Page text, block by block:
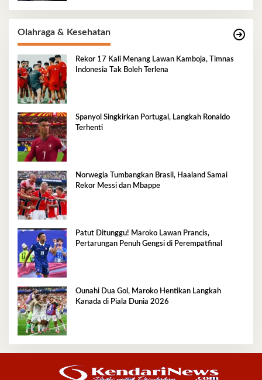
Olahraga & Kesehatan
Rekor 17 Kali Menang Lawan Kamboja, Timnas
Indonesia Tak Boleh Terlena
Spanyol Singkirkan Portugal, Langkah Ronaldo
Terhenti
Norwegia Tumbangkan Brasil, Haaland Samai
Rekor Messi dan Mbappe
Patut Ditunggu! Maroko Lawan Prancis,
Pertarungan Penuh Gengsi di Perempatfinal
Ounahi Dua Gol, Maroko Hentikan Langkah
Kanada di Piala Dunia 2026